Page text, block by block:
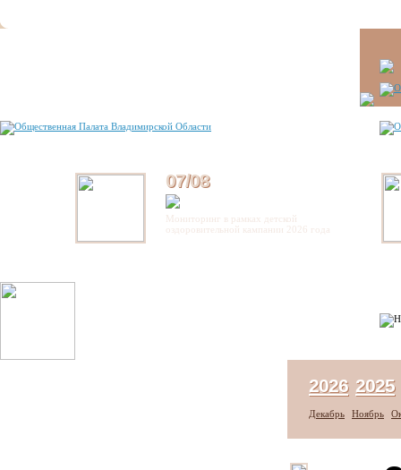
07/08
Мониторинг в рамках детской
оздоровительной кампании 2026 года
2026 2025
Декабрь Ноябрь